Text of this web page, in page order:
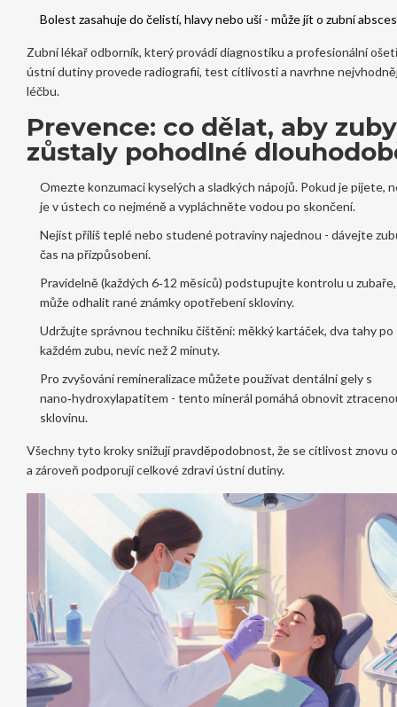
Bolest zasahuje do čelistí, hlavy nebo uší - může jít o zubní
Zubní lékařodborník, který provádí diagnostiku a profesionální
ústní dutinyprovede radiografii, test citlivosti a navrhne
léčbu.
Prevence: co dělat, aby zuby
zůstaly pohodlné
Omezte konzumaci kyselých a sladkých nápojů. Pokud je pijete,
je v ústech co nejméně a vypláchněte vodou po skončení.
Nejíst příliš teplé nebo studené potraviny najednou - dávejte
čas na přizpůsobení.
Pravidelně (každých 6‑12 měsíců) podstupujte kontrolu u
může odhalit rané známky opotřebení skloviny.
Udržujte správnou techniku čištění: měkký kartáček, dva tahy po
každém zubu, nevíc než 2 minuty.
Pro zvyšování remineralizace můžete používat dentální gely s
nano‑hydroxylapatitem - tento minerál pomáhá obnovit
sklovinu.
Všechny tyto kroky snižují pravděpodobnost, že se citlivost znovu
a zároveň podporují celkové zdraví ústní dutiny.